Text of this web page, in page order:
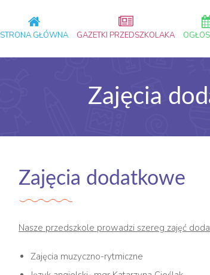
STRONA GŁÓWNA GAZETKI PRZEDSZKOLAKA
Zajęcia
Zajęcia dodatkowe
Nasze przedszkole prowadzi szereg zajęć
Zajęcia muzyczno-rytmiczne